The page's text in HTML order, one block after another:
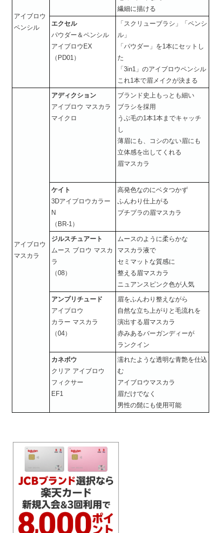
アイブロウ
ペンシル
繊細に描ける
エクセル
パウダー＆ペンシル
アイブロウEX
（PD01）
「スクリューブラシ」「ペンシ
ル」
「パウダー」を1本にセットし
た
「3in1」のアイブロウペンシル
これ1本で眉メイクが決まる
アイブロウ
マスカラ
アディクション
アイブロウ マスカラ
マイクロ
ブランド史上もっとも細い
ブラシを採用
うぶ毛の1本1本までキャッチ
し
薄眉にも、コシのない眉にも
立体感を出してくれる
眉マスカラ
ケイト
3Dアイブロウカラー
N
（BR-1）
高発色なのにベタつかず
ふんわり仕上がる
プチプラの眉マスカラ
ジルスチュアート
ムース ブロウ マスカ
ラ
（08）
ムースのように柔らかな
マスカラ液で
セミマットな質感に
整える眉マスカラ
ニュアンスピンク色が人気
アンプリチュード
アイブロウ
カラー マスカラ
（04）
眉をふんわり整えながら
自然な立ち上がりと毛流れを
演出する眉マスカラ
赤みあるバーガンディーが
ランクイン
カネボウ
クリア アイブロウ
フィクサー
EF1
濡れたような透明な青艶を仕込
む
アイブロウマスカラ
眉だけでなく
男性の髭にも使用可能